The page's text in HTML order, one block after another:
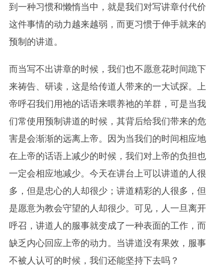
到一种习惯和懒惰当中，就是我们对写讲章付代价
这件事情的动力越来越弱，而更习惯于伸手就来的
预制的讲道。
而当写不出讲章的时候，我们也不愿意花时间跪下
来祷告、研读，这是给传道人带来的一大试探。上
帝呼召我们用祂的话语来喂养祂的羊群，可是当我
们常使用预制讲道的时候，其背后给我们带来的危
害是会渐渐的远离上帝。因为当我们的时间相应地
在上帝的话语上减少的时候，我们对上帝的负担也
一定会相应地减少。今天在讲台上可以讲道的人很
多，但是忠心的人却很少；讲道精彩的人很多，但
是愿意为教会守望的人却很少。可见，人一旦离开
呼召，讲道人的服事就变成了一种表面的工作，而
缺乏内心回应上帝的动力。当讲道没有果效，服事
不被人认可的时候，我们还能坚持下去吗？